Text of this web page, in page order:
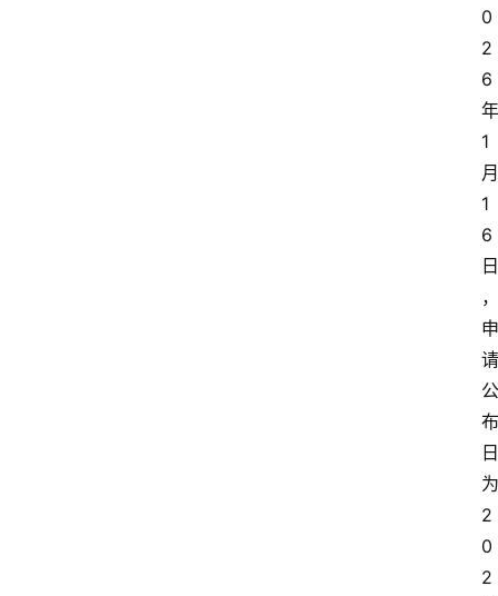
0
2
6
年
1
月
1
6
日
，
申
请
公
布
日
为
2
0
2